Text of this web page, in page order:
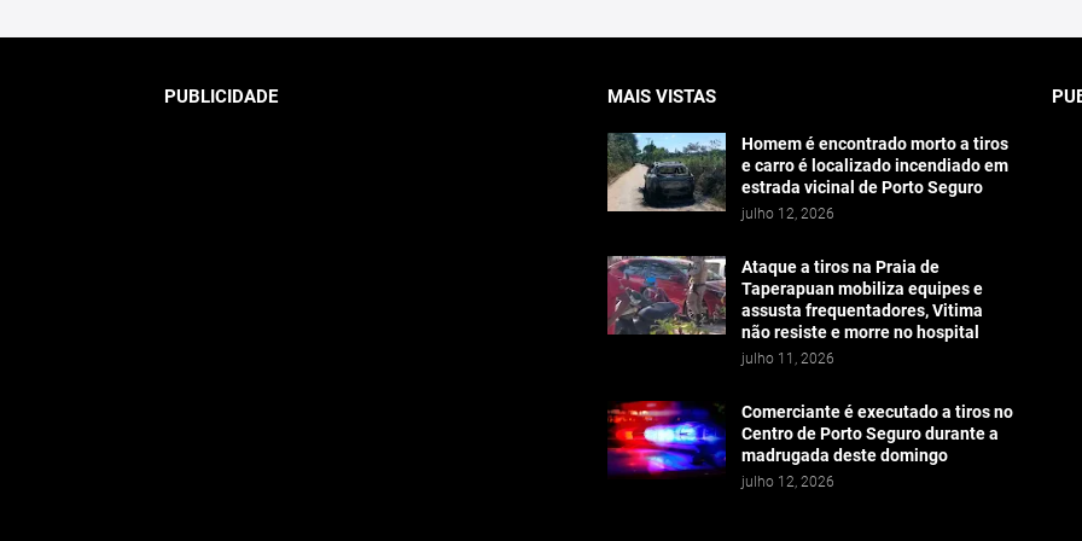
PUBLICIDADE MAIS VISTAS
Homem é encontrado morto a tiros
e carro é localizado incendiado em
estrada vicinal de Porto Seguro
julho 12, 2026
Ataque a tiros na Praia de
Taperapuan mobiliza equipes e
assusta frequentadores, Vitima
não resiste e morre no hospital
julho 11, 2026
Comerciante é executado a tiros no
Centro de Porto Seguro durante a
madrugada deste domingo
julho 12, 2026